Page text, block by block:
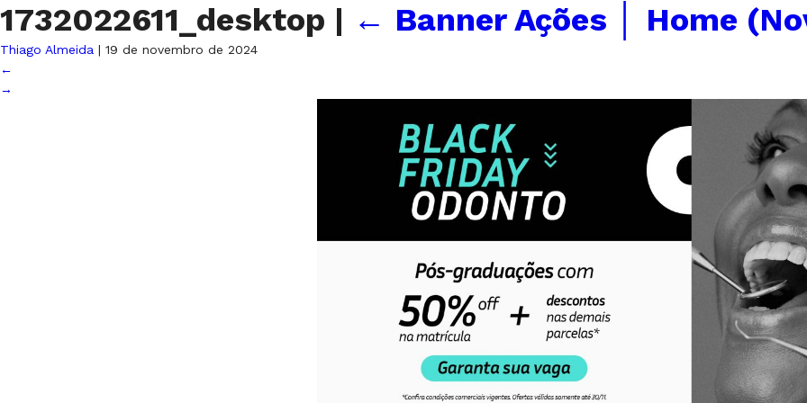
1732022611_desktop | ← Banner Ações │ Home
Thiago Almeida | 19 de novembro de 2024
←
→